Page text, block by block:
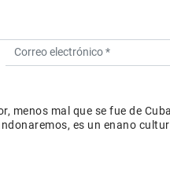
menos mal que se fue de
es un enano